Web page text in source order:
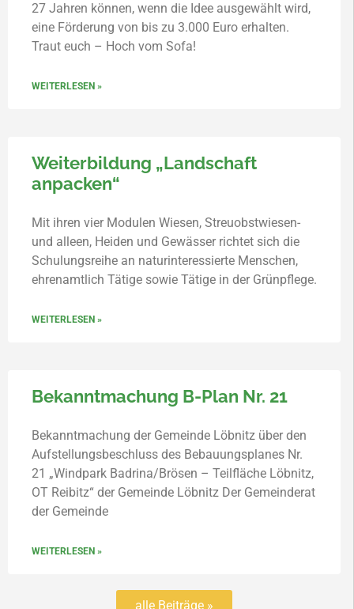
27 Jahren können, wenn die Idee ausgewählt wird,
eine Förderung von bis zu 3.000 Euro erhalten.
Traut euch – Hoch vom Sofa!
WEITERLESEN »
Weiterbildung „Landschaft
anpacken“
Mit ihren vier Modulen Wiesen, Streuobstwiesen-
und alleen, Heiden und Gewässer richtet sich die
Schulungsreihe an naturinteressierte Menschen,
ehrenamtlich Tätige sowie Tätige in der Grünpflege.
WEITERLESEN »
Bekanntmachung B-Plan Nr. 21
Bekanntmachung der Gemeinde Löbnitz über den
Aufstellungsbeschluss des Bebauungsplanes Nr.
21 „Windpark Badrina/Brösen – Teilfläche Löbnitz,
OT Reibitz“ der Gemeinde Löbnitz Der Gemeinderat
der Gemeinde
WEITERLESEN »
alle Beiträge »